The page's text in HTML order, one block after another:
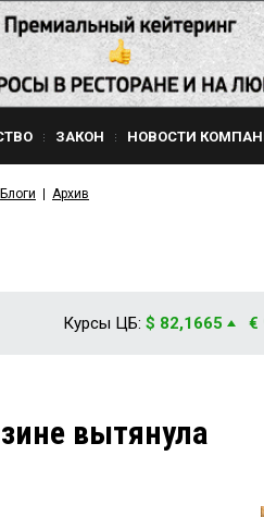
ЗАКОН НОВОСТИ
Блоги Архив
Курсы ЦБ: $ 82,1665 €
вытянула